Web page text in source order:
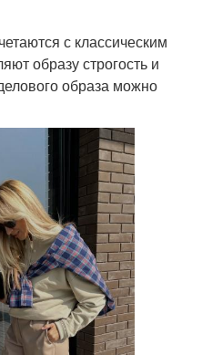
с классическим
образу строгость и
образа можно